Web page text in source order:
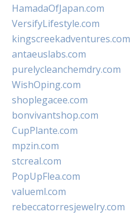
HamadaOfJapan.com
VersifyLifestyle.com
kingscreekadventures.com
antaeuslabs.com
purelycleanchemdry.com
WishOping.com
shoplegacee.com
bonvivantshop.com
CupPlante.com
mpzin.com
stcreal.com
PopUpFlea.com
valueml.com
rebeccatorresjewelry.com